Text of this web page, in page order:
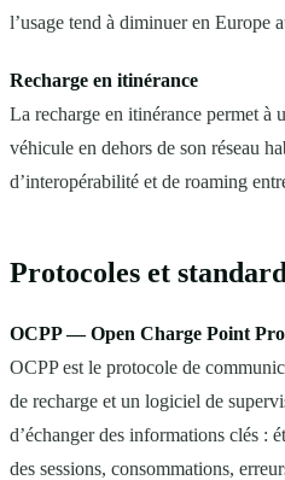
l’usage tend à diminuer en Europe
Recharge en itinérance
La recharge en itinérance permet à
véhicule en dehors de son réseau
d’interopérabilité et de roaming
Protocoles et
OCPP — Open Charge Point
OCPP est le protocole de
de recharge et un logiciel de
d’échanger des informations clés :
des sessions, consommations,